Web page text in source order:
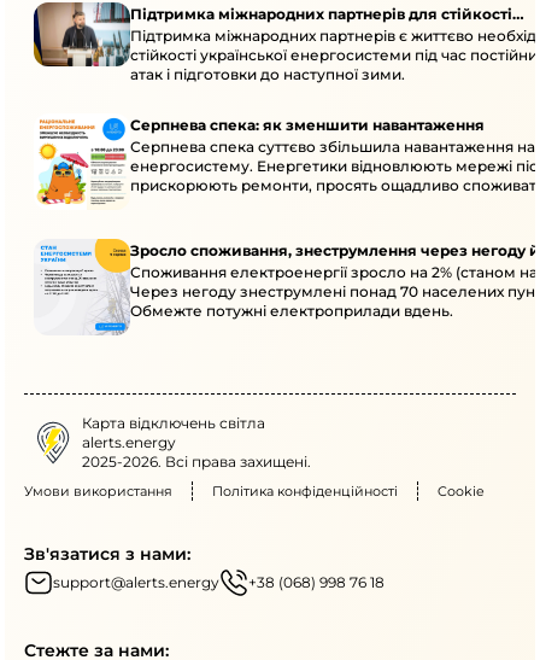
Підтримка міжнародних партнерів для стійкості
енергосистеми
Підтримка міжнародних партнерів є життєво
стійкості української енергосистеми під час
атак і підготовки до наступної зими.
Серпнева спека: як зменшити навантаження
Серпнева спека суттєво збільшила навантаження на
енергосистему. Енергетики відновлюють мережі
прискорюють ремонти, просять ощадливо
Зросло споживання, знеструмлення через негоду
Споживання електроенергії зросло на 2% (станом на
Через негоду знеструмлені понад 70 населених
Обмежте потужні електроприлади вдень.
Карта відключень світла
alerts.energy
2025-2026. Всі права захищені.
Умови використання Політика конфіденційності Cookie
Зв'язатися з нами:
support@alerts.energy +38 (068) 998 76 18
Стежте за нами: